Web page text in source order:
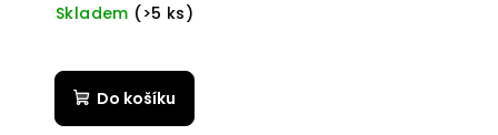
Skladem (>5 ks)
Do košíku